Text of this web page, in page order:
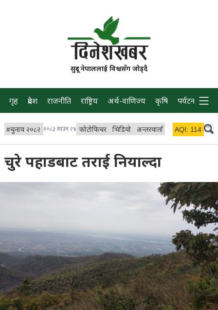
सुदूर नेपाललाई विश्वसँग जोड्दै
गृह प्रदेश राजनीति राष्ट्रिय अर्थ-वाणिज्य कृषि पर्यटन प्रवास
#चुनाव २०८२ २०८३ साउन २४ फोटोफिचर भिडियो अन्तरवार्ता विचार/ब्लग
AQI: 114
चुरे पहाडबाट तराई नियाल्दा